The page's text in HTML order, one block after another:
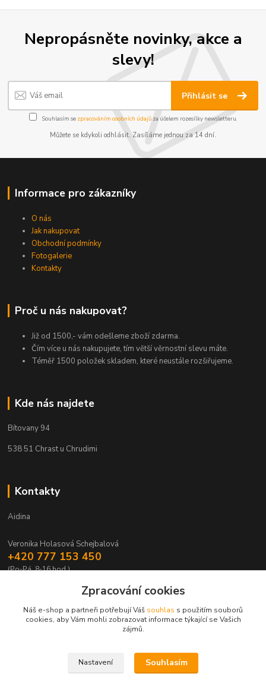
Nepropásněte novinky, akce a
slevy!
Přihlásit se
Souhlasím se zpracováním osobních údajůza účelem rozesílky newsletteru.
Můžete se kdykoli odhlásit. Zasíláme jednou za 14 dní.
Informace pro zákazníky
O nás
Jak nakupovat
Obchodní podmínky
Fotogalerie
Kontakty
Proč u nás nakupovat?
Již od 1500,- vám odešleme zboží zdarma.
Čím více u nás nakupujete, tím větší věrnostní slevu máte.
Téměř 1500 položek skladem, které neustále rozšiřujeme.
Kde nás najdete
Bítovany 94
538 51 Chrast u Chrudimi
Kontakty
Aidina
Veronika Holasová Schejbalová
+420 777 153 450
(Po-Pá, 8-16 hod.)
eshop@aidina.cz
Upravit sběr cookies.
Zpracování cookies
Náš e-shop a partneři potřebují Váš souhlas s použitím souborů
cookies, aby Vám mohli zobrazovat informace týkající se Vašich
zájmů.
Nastavení Souhlasím